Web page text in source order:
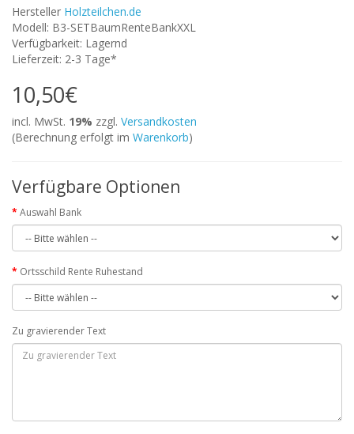
Hersteller Holzteilchen.de
Modell: B3-SETBaumRenteBankXXL
Verfügbarkeit: Lagernd
Lieferzeit: 2-3 Tage*
10,50€
incl. MwSt. 19% zzgl. Versandkosten
(Berechnung erfolgt im Warenkorb)
Verfügbare Optionen
Auswahl Bank
Ortsschild Rente Ruhestand
Zu gravierender Text